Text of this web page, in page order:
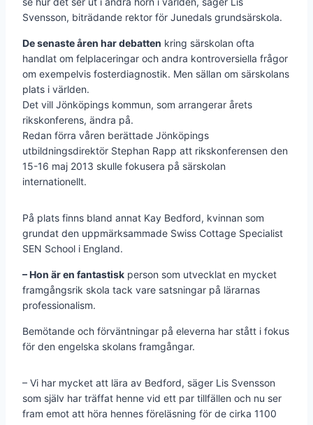
Svensson, biträdande rektor för Junedals grundsärskola.
De senaste åren har debatten kring särskolan ofta
handlat om felplaceringar och andra kontroversiella frågor
om exempelvis fosterdiagnostik. Men sällan om särskolans
plats i världen.
Det vill Jönköpings kommun, som arrangerar årets
rikskonferens, ändra på.
Redan förra våren berättade Jönköpings
utbildningsdirektör Stephan Rapp att rikskonferensen den
15-16 maj 2013 skulle fokusera på särskolan
internationellt.
På plats finns bland annat Kay Bedford, kvinnan som
grundat den uppmärksammade Swiss Cottage Specialist
SEN School i England.
– Hon är en fantastisk person som utvecklat en mycket
framgångsrik skola tack vare satsningar på lärarnas
professionalism.
Bemötande och förväntningar på eleverna har stått i fokus
för den engelska skolans framgångar.
– Vi har mycket att lära av Bedford, säger Lis Svensson
som själv har träffat henne vid ett par tillfällen och nu ser
fram emot att höra hennes föreläsning för de cirka 1100